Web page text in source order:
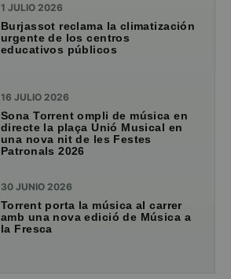
1 JULIO 2026
Burjassot reclama la climatización
urgente de los centros
educativos públicos
16 JULIO 2026
Sona Torrent ompli de música en
directe la plaça Unió Musical en
una nova nit de les Festes
Patronals 2026
30 JUNIO 2026
Torrent porta la música al carrer
amb una nova edició de Música a
la Fresca